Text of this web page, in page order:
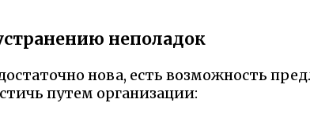
неполадок
нова, есть возможность
путем организации: